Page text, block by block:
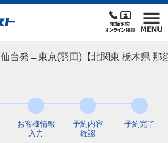
仙台発→東京(羽田)【北関東 栃木県 那
お客様情報
入力
予約内容
確認
予約完了